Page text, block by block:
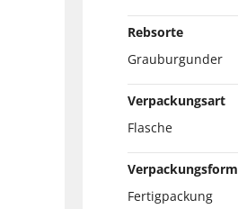
Rebsorte
Grauburgunder
Verpackungsart
Flasche
Verpackungsform
Fertigpackung